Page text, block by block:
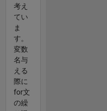
考え
てい
ま
す。
変数
名与
える
際に
for文
の繰